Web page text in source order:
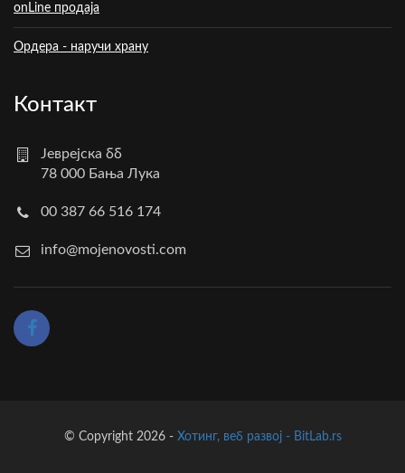
onLine продаја
Ордера - наручи храну
Контакт
Јеврејска бб
78 000 Бања Лука
00 387 66 516 174
info@mojenovosti.com
© Copyright 2026 - Хотинг, веб развој - BitLab.rs